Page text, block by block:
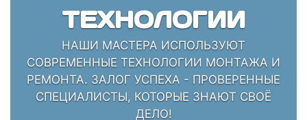
ТЕХНОЛОГИИ
НАШИ МАСТЕРА ИСПОЛЬЗУЮТ
СОВРЕМЕННЫЕ ТЕХНОЛОГИИ МОНТАЖА И
РЕМОНТА. ЗАЛОГ УСПЕХА - ПРОВЕРЕННЫЕ
СПЕЦИАЛИСТЫ, КОТОРЫЕ ЗНАЮТ СВОЁ
ДЕЛО!